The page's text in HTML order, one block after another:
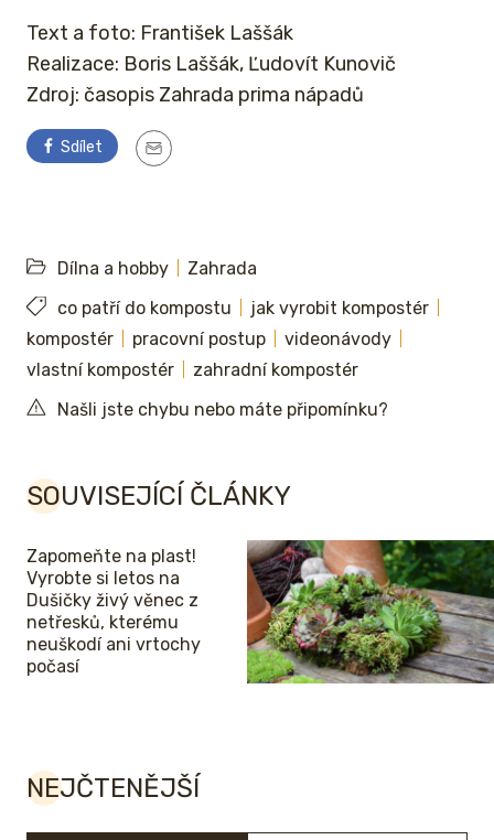
Text a foto: František Laššák
Realizace: Boris Laššák, Ľudovít Kunovič
Zdroj: časopis Zahrada prima nápadů
Sdílet
Dílna a hobby
Zahrada
co patří do kompostu
jak vyrobit kompostér
kompostér
pracovní postup
videonávody
vlastní kompostér
zahradní kompostér
Našli jste chybu nebo máte připomínku?
SOUVISEJÍCÍ ČLÁNKY
Zapomeňte na plast!
Vyrobte si letos na
Dušičky živý věnec z
netřesků, kterému
neuškodí ani vrtochy
počasí
NEJČTENĚJŠÍ